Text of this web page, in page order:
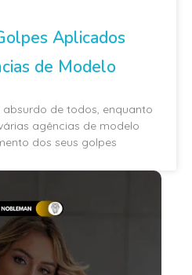
Aplicados
de Modelo
de todos, enquanto
agências de modelo
dos seus golpes